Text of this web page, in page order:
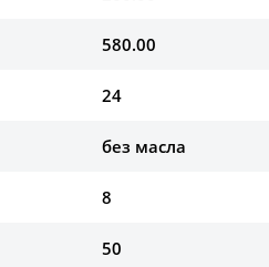
580.00
24
без масла
8
50